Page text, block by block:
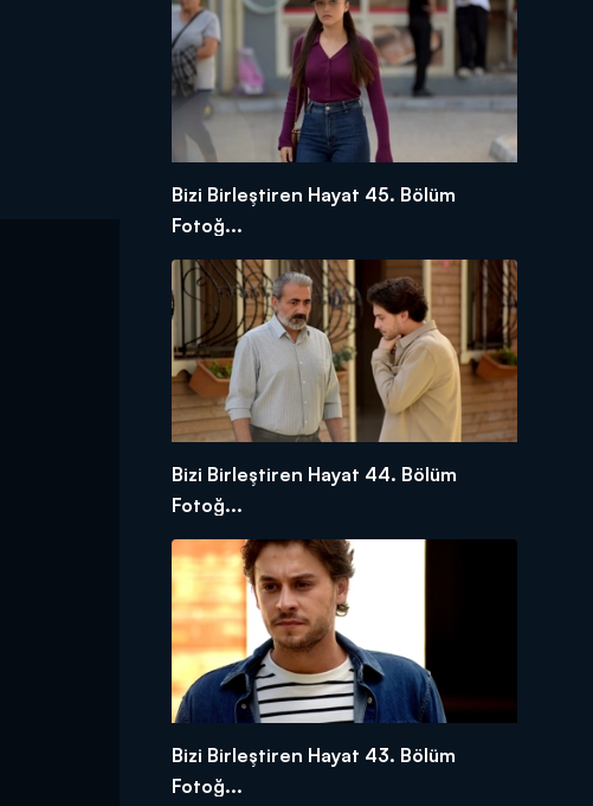
Bizi Birleştiren Hayat 45. Bölüm
Fotoğ...
Bizi Birleştiren Hayat 44. Bölüm
Fotoğ...
Bizi Birleştiren Hayat 43. Bölüm
Fotoğ...